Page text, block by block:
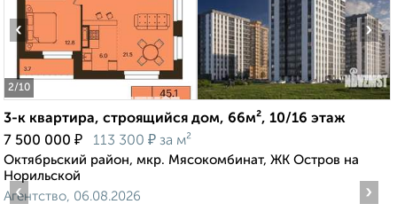
2/10
‹ ›
3-к квартира, строящийся дом, 66м², 10/16 этаж
7 500 000 ₽ 113 300 ₽ за м²
Октябрьский район, мкр. Мясокомбинат, ЖК Остров на
Норильской
Агентство, 06.08.2026
‹ ›